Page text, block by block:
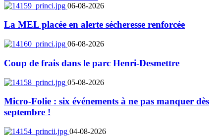
06-08-2026
La MEL placée en alerte sécheresse renforcée
06-08-2026
Coup de frais dans le parc Henri-Desmettre
05-08-2026
Micro-Folie : six événements à ne pas manquer dès
septembre !
04-08-2026